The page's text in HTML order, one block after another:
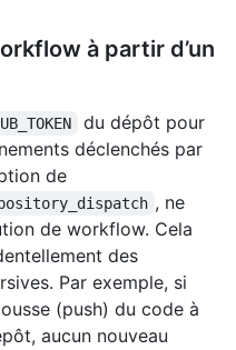
à partir d’un
du dépôt pour
déclenchés par
de
, ne
de workflow. Cela
des
Par exemple, si
(push) du code à
aucun nouveau